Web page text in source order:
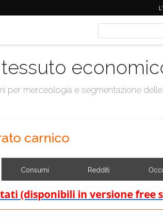
per merceologia e segmentazione
carnico
Consumi Redditi
(disponibili in versione free